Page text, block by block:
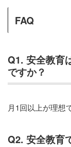
FAQ
Q1. 安全教育
ですか？
月1回以上が理想
Q2. 安全教育